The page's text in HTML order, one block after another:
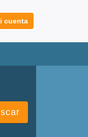
cuenta